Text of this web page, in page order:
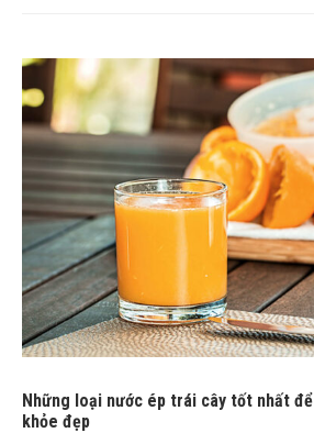
Những loại nước ép trái cây tốt nhất
khỏe đẹp